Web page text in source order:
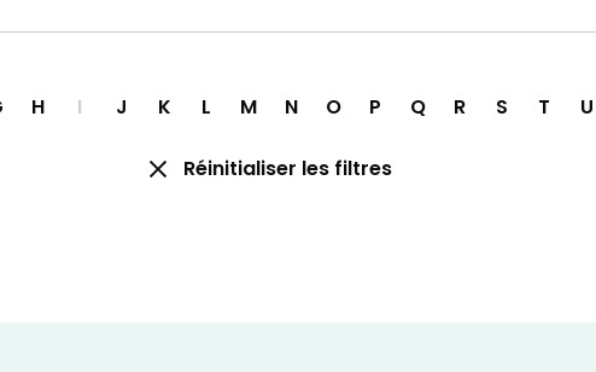
Réinitialiser les filtres